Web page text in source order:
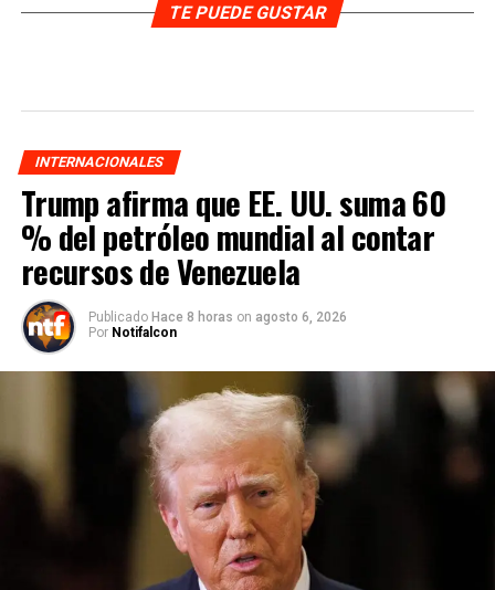
TE PUEDE GUSTAR
INTERNACIONALES
Trump afirma que EE. UU. suma 60
% del petróleo mundial al contar
recursos de Venezuela
Publicado Hace 8 horas on agosto 6, 2026
Por Notifalcon